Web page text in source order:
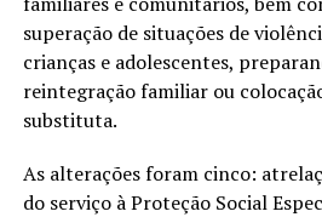
superação de situações de
crianças e adolescentes,
reintegração familiar ou
substituta.
As alterações foram cinco:
do serviço à Proteção Social